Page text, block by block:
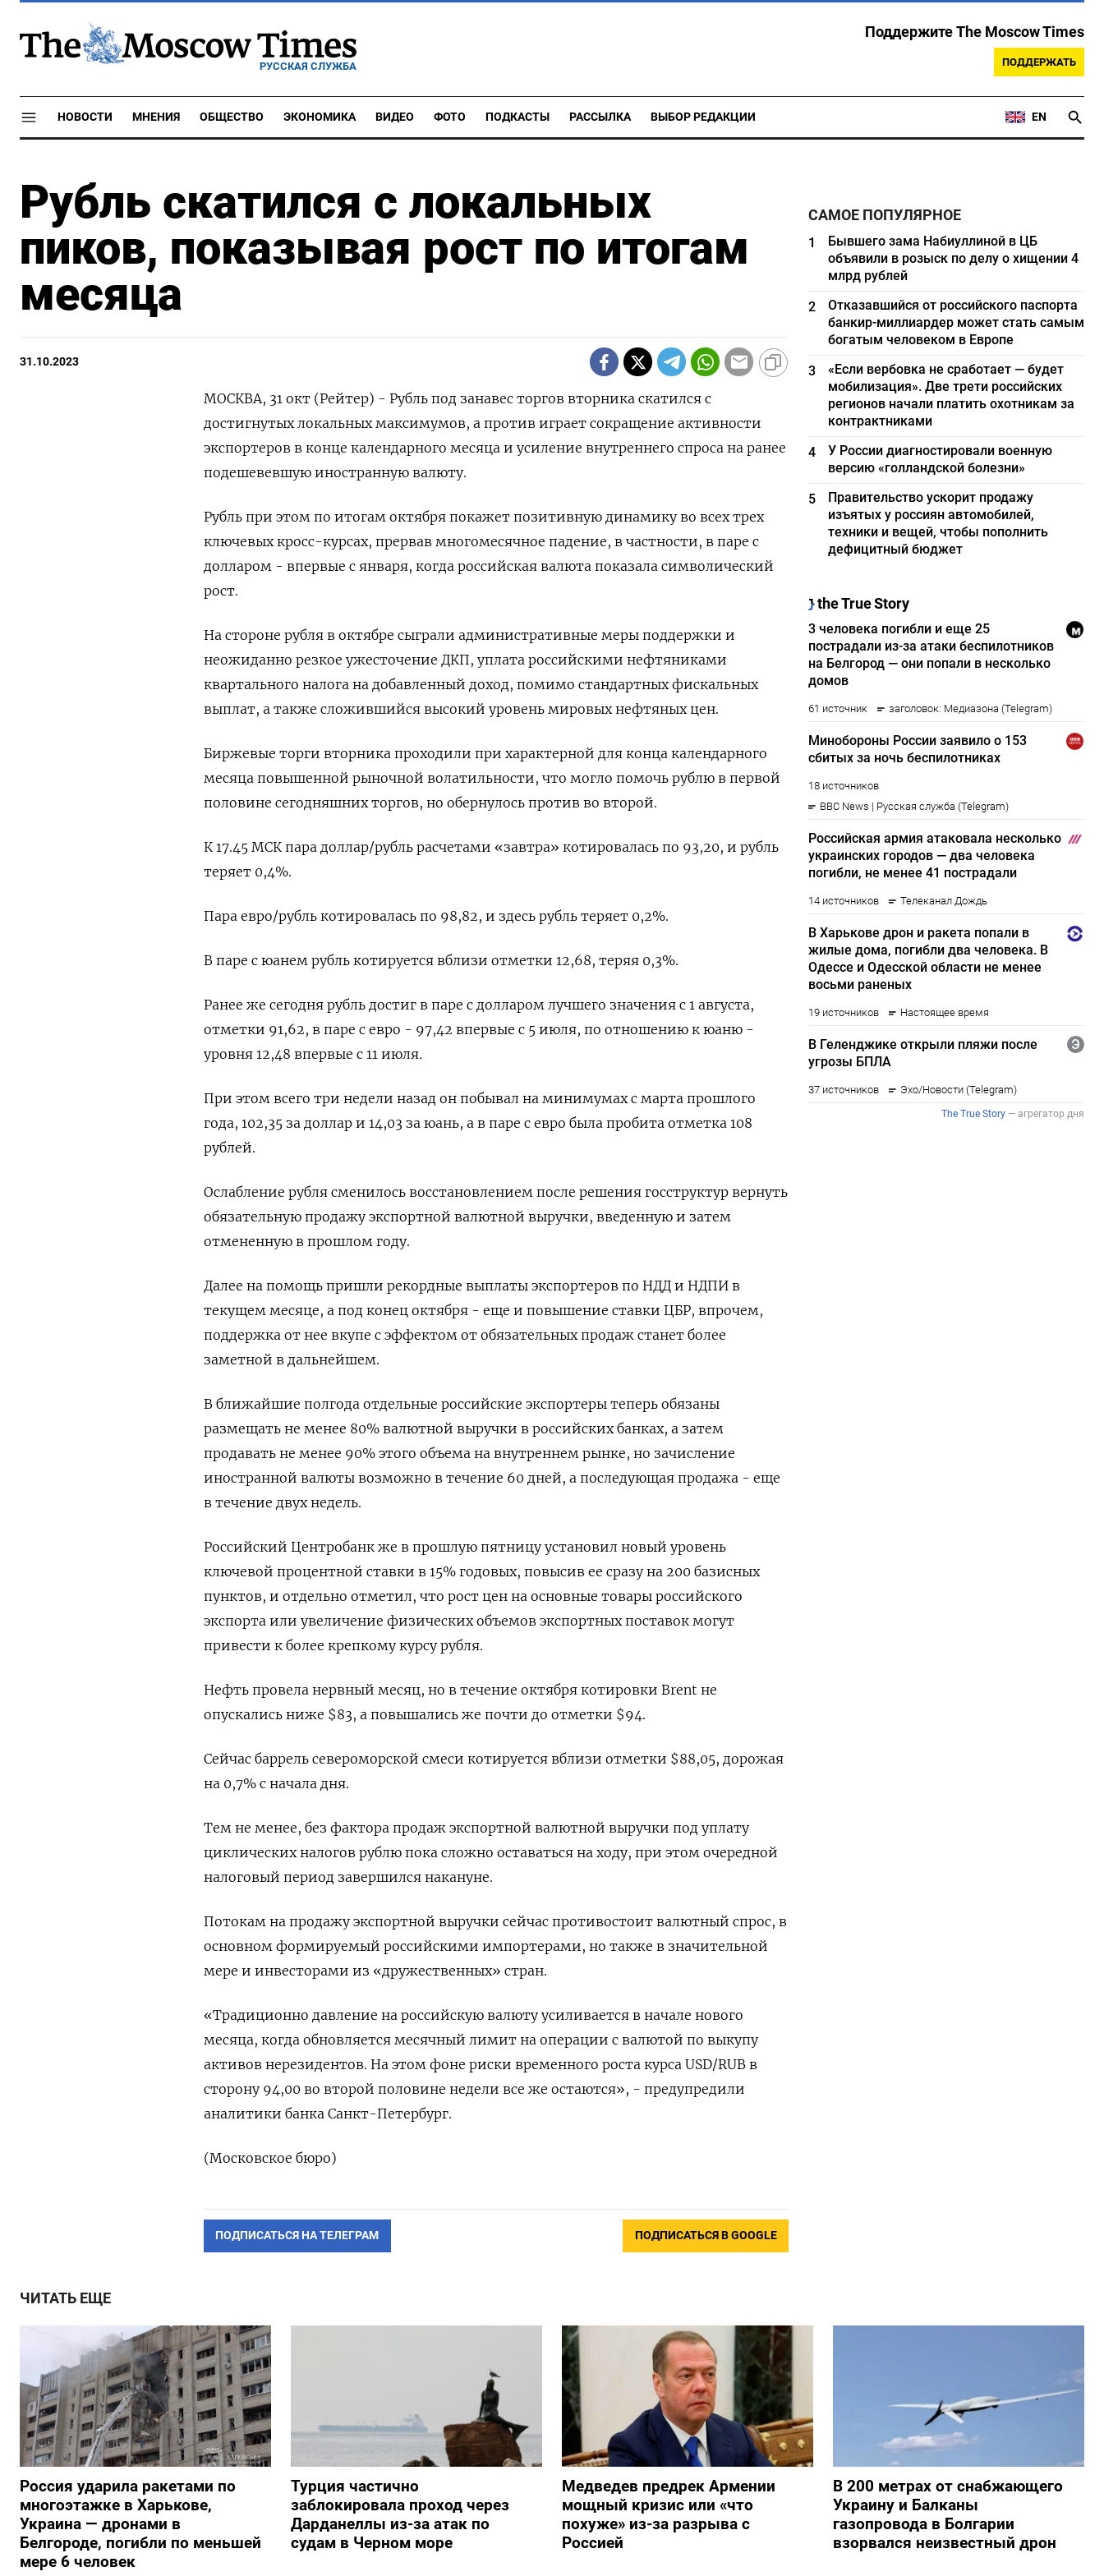
РУССКАЯ СЛУЖБА
Поддержите The Moscow Times
ПОДДЕРЖАТЬ
НОВОСТИ МНЕНИЯ ОБЩЕСТВО ЭКОНОМИКА ВИДЕО ФОТО ПОДКАСТЫ РАССЫЛКА ВЫБОР РЕДАКЦИИ EN
Рубль скатился с локальных
пиков, показывая рост по итогам
месяца
31.10.2023
МОСКВА, 31 окт (Рейтер) - Рубль под занавес торгов вторника скатился с
достигнутых локальных максимумов, а против играет сокращение активности
экспортеров в конце календарного месяца и усиление внутреннего спроса на ранее
подешевевшую иностранную валюту.
Рубль при этом по итогам октября покажет позитивную динамику во всех трех
ключевых кросс-курсах, прервав многомесячное падение, в частности, в паре с
долларом - впервые с января, когда российская валюта показала символический
рост.
На стороне рубля в октябре сыграли административные меры поддержки и
неожиданно резкое ужесточение ДКП, уплата российскими нефтяниками
квартального налога на добавленный доход, помимо стандартных фискальных
выплат, а также сложившийся высокий уровень мировых нефтяных цен.
Биржевые торги вторника проходили при характерной для конца календарного
месяца повышенной рыночной волатильности, что могло помочь рублю в первой
половине сегодняшних торгов, но обернулось против во второй.
К 17.45 МСК пара доллар/рубль расчетами «завтра» котировалась по 93,20, и рубль
теряет 0,4%.
Пара евро/рубль котировалась по 98,82, и здесь рубль теряет 0,2%.
В паре с юанем рубль котируется вблизи отметки 12,68, теряя 0,3%.
Ранее же сегодня рубль достиг в паре с долларом лучшего значения с 1 августа,
отметки 91,62, в паре с евро - 97,42 впервые с 5 июля, по отношению к юаню -
уровня 12,48 впервые с 11 июля.
При этом всего три недели назад он побывал на минимумах с марта прошлого
года, 102,35 за доллар и 14,03 за юань, а в паре с евро была пробита отметка 108
рублей.
Ослабление рубля сменилось восстановлением после решения госструктур вернуть
обязательную продажу экспортной валютной выручки, введенную и затем
отмененную в прошлом году.
Далее на помощь пришли рекордные выплаты экспортеров по НДД и НДПИ в
текущем месяце, а под конец октября - еще и повышение ставки ЦБР, впрочем,
поддержка от нее вкупе с эффектом от обязательных продаж станет более
заметной в дальнейшем.
В ближайшие полгода отдельные российские экспортеры теперь обязаны
размещать не менее 80% валютной выручки в российских банках, а затем
продавать не менее 90% этого объема на внутреннем рынке, но зачисление
иностранной валюты возможно в течение 60 дней, а последующая продажа - еще
в течение двух недель.
Российский Центробанк же в прошлую пятницу установил новый уровень
ключевой процентной ставки в 15% годовых, повысив ее сразу на 200 базисных
пунктов, и отдельно отметил, что рост цен на основные товары российского
экспорта или увеличение физических объемов экспортных поставок могут
привести к более крепкому курсу рубля.
Нефть провела нервный месяц, но в течение октября котировки Brent не
опускались ниже $83, а повышались же почти до отметки $94.
Сейчас баррель североморской смеси котируется вблизи отметки $88,05, дорожая
на 0,7% с начала дня.
Тем не менее, без фактора продаж экспортной валютной выручки под уплату
циклических налогов рублю пока сложно оставаться на ходу, при этом очередной
налоговый период завершился накануне.
Потокам на продажу экспортной выручки сейчас противостоит валютный спрос, в
основном формируемый российскими импортерами, но также в значительной
мере и инвесторами из «дружественных» стран.
«Традиционно давление на российскую валюту усиливается в начале нового
месяца, когда обновляется месячный лимит на операции с валютой по выкупу
активов нерезидентов. На этом фоне риски временного роста курса USD/RUB в
сторону 94,00 во второй половине недели все же остаются», - предупредили
аналитики банка Санкт-Петербург.
(Московское бюро)
ПОДПИСАТЬСЯ НА ТЕЛЕГРАМ ПОДПИСАТЬСЯ В GOOGLE
САМОЕ ПОПУЛЯРНОЕ
1
Бывшего зама Набиуллиной в ЦБ
объявили в розыск по делу о хищении 4
млрд рублей
2
Отказавшийся от российского паспорта
банкир-миллиардер может стать самым
богатым человеком в Европе
3
«Если вербовка не сработает — будет
мобилизация». Две трети российских
регионов начали платить охотникам за
контрактниками
4
У России диагностировали военную
версию «голландской болезни»
5
Правительство ускорит продажу
изъятых у россиян автомобилей,
техники и вещей, чтобы пополнить
дефицитный бюджет
ЧИТАТЬ ЕЩЕ
Россия ударила ракетами по
многоэтажке в Харькове,
Украина — дронами в
Белгороде, погибли по меньшей
мере 6 человек
Турция частично
заблокировала проход через
Дарданеллы из-за атак по
судам в Черном море
Медведев предрек Армении
мощный кризис или «что
похуже» из-за разрыва с
Россией
В 200 метрах от снабжающего
Украину и Балканы
газопровода в Болгарии
взорвался неизвестный дрон